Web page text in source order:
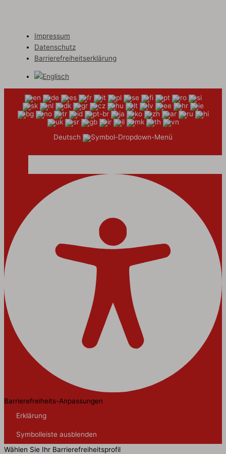
Impressum
Datenschutz
Barrierefreiheitserklärung
Deutsch
Barrierefreiheits-Anpassungen
Erklärung
Symbolleiste ausblenden
Wählen Sie Ihr Barrierefreiheitsprofil